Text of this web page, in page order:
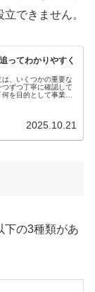
できません。
ってわかりやすく
、いくつかの重要な
ずつ丁寧に確認して
を目的として事業を
2025.10.21
下の3種類があ